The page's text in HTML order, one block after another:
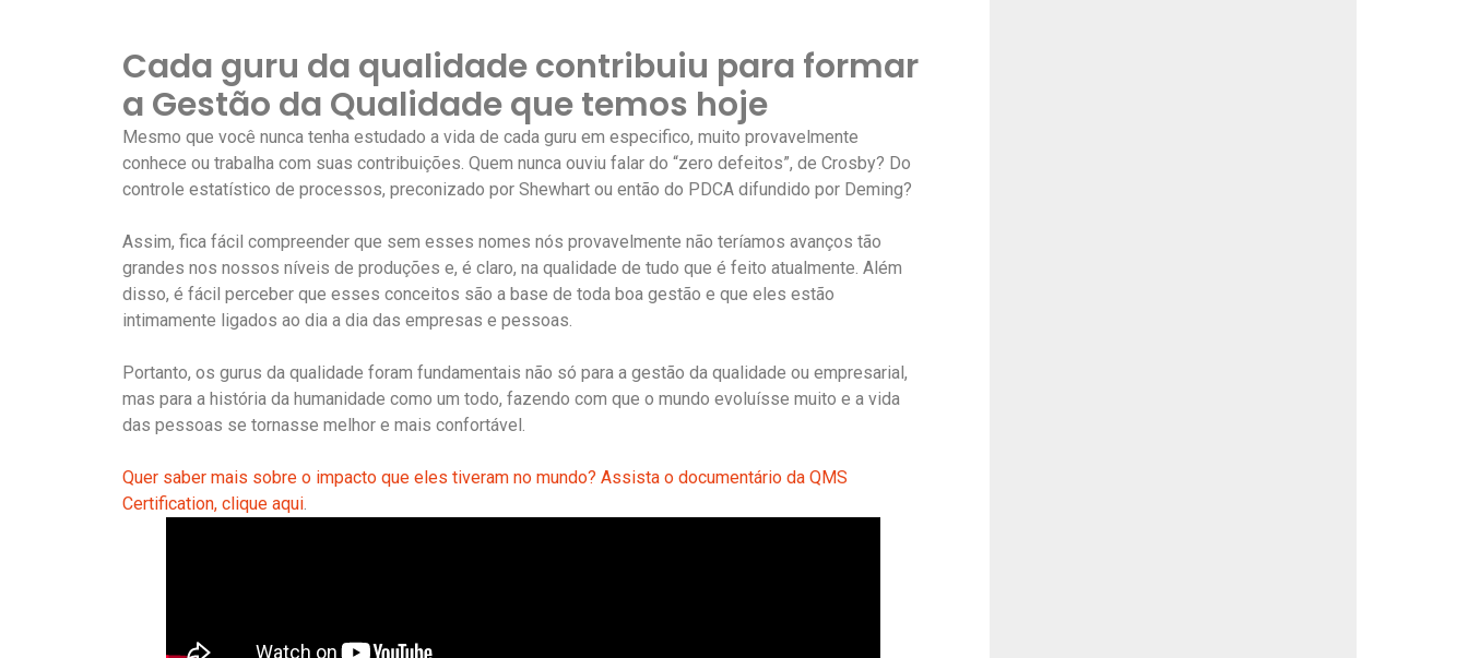
Cada guru da qualidade contribuiu para formar
a Gestão da Qualidade que temos hoje
Mesmo que você nunca tenha estudado a vida de cada guru em especifico, muito provavelmente
conhece ou trabalha com suas contribuições. Quem nunca ouviu falar do “zero defeitos”, de Crosby? Do
controle estatístico de processos, preconizado por Shewhart ou então do PDCA difundido por Deming?
Assim, fica fácil compreender que sem esses nomes nós provavelmente não teríamos avanços tão
grandes nos nossos níveis de produções e, é claro, na qualidade de tudo que é feito atualmente. Além
disso, é fácil perceber que esses conceitos são a base de toda boa gestão e que eles estão
intimamente ligados ao dia a dia das empresas e pessoas.
Portanto, os gurus da qualidade foram fundamentais não só para a gestão da qualidade ou empresarial,
mas para a história da humanidade como um todo, fazendo com que o mundo evoluísse muito e a vida
das pessoas se tornasse melhor e mais confortável.
Quer saber mais sobre o impacto que eles tiveram no mundo? Assista o documentário da QMS
Certification, clique aqui.